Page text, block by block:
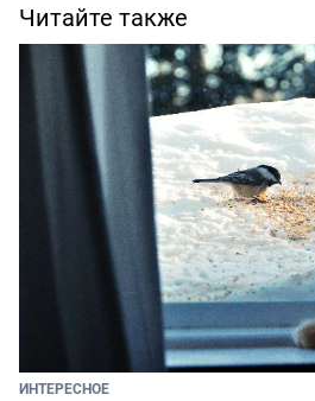
Читайте также
ИНТЕРЕСНОЕ